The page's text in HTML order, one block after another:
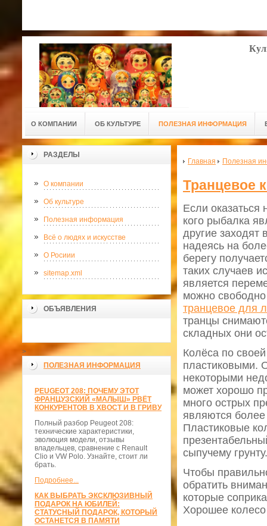
О КОМПАНИИ ОБ КУЛЬТУРЕ ПОЛЕЗНАЯ ИНФОРМАЦИЯ
РАЗДЕЛЫ
О компании
Об культуре
Полезная информация
Всё о людях и искусстве
О Росиии
sitemap.xml
ОБЪЯВЛЕНИЯ
>
ПОЛЕЗНАЯ ИНФОРМАЦИЯ
PEUGEOT 208: ПОЧЕМУ ЭТОТ
ФРАНЦУЗСКИЙ «МАЛЫШ» РВЁТ
КОНКУРЕНТОВ В ХВОСТ И В ГРИВУ
Полный разбор Peugeot 208:
технические характеристики,
эволюция модели, отзывы
владельцев, сравнение с Renault
Clio и VW Polo. Узнайте, стоит ли
брать.
Подробнее...
КАК ВЫБРАТЬ ЭКСКЛЮЗИВНЫЙ
ПОДАРОК НА ЮБИЛЕЙ:
СТАТУСНЫЙ ПОДАРОК, КОТОРЫЙ
ОСТАНЕТСЯ В ПАМЯТИ
Главная Полезная
Транцевое
Если оказаться
кого рыбалка
другие заходят
надеясь на
берегу
таких случаев
является
можно свободно
транцевое для
транцы
складных они
Колёса по
пластиковыми.
некоторыми
может хорошо
много острых
являются
Пластиковые
сыпучему грунту.
Чтобы
обратить
которые
Хорошее колесо